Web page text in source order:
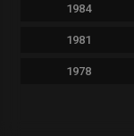
1984
1981
1978